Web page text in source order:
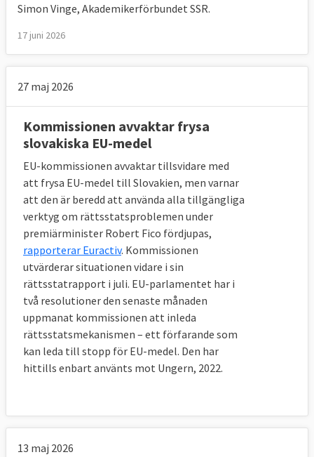
"...det finns en uppenbar tendens i flera
europeiska länder att de krafter som inte fullt
i styrka och även fått politiskt inflytande.
Tyvärr." sade Hans Dahlgren.
Artikel 7.2 Europeiska rådet bestraffar
brott mot rättsstatsprincipen.
Artikel 7.2 är det skarpaste verktyget och
kallas därför ibland för ”EU:s atombomb”
då den innehåller en möjlighet att direkt
straffa ett medlemsland som inte
respekterar rättsstatligheten. För att den
ska utlösas måste alla medlemsländers
stats- och regeringschefer i Europeiska
rådet, förutom landet i fråga, rösta för att
”en medlemsstat allvarligt och ihållande
åsidosätter” rättsstatsprincipen. Om så sker
kan landet förlora sin rösträtt i
ministerrådet och även tillfälligt bli av med
fråga komma med sin synpunkter och även
ges möjlighet att korrigera det som är fel i
Simon Vinge, Akademikerförbundet SSR.
17 juni 2026
27 maj 2026
Kommissionen avvaktar frysa
slovakiska EU-medel
EU-kommissionen avvaktar tillsvidare med
att frysa EU-medel till Slovakien, men varnar
att den är beredd att använda alla tillgängliga
verktyg om rättsstatsproblemen under
premiärminister Robert Fico fördjupas,
rapporterar Euractiv. Kommissionen
utvärderar situationen vidare i sin
rättsstatrapport i juli. EU-parlamentet har i
två resolutioner den senaste månaden
uppmanat kommissionen att inleda
rättsstatsmekanismen – ett förfarande som
kan leda till stopp för EU-medel. Den har
hittills enbart använts mot Ungern, 2022.
13 maj 2026